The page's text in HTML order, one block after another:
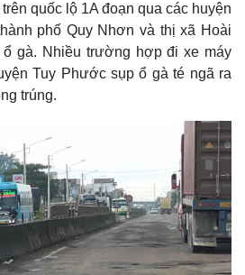
quốc lộ 1A đoạn qua các huyện
phố Quy Nhơn và thị xã Hoài
gà. Nhiều trường hợp đi xe máy
Tuy Phước sụp ổ gà té ngã ra
trúng.